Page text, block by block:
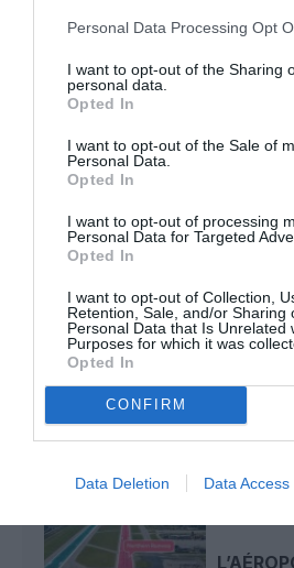
Personal Data Processing Opt
I want to opt-out of the Sharing
personal data.
Opted In
I want to opt-out of the Sale of
Personal Data.
Opted In
I want to opt-out of processing
Personal Data for Targeted
Opted In
I want to opt-out of Collection,
Retention, Sale, and/or Sharing
Personal Data that Is Unrelated
Purposes for which it was
Opted In
CONFIRM
Data Deletion Data Access
DERNIERS
Tilo
Airbus A320neo et A350 : un
incendie peut provoquer l’arrêt
Thaïlande
a commenté l'article :
de prison et interdiction de séjour
annulations de vols contrôleur